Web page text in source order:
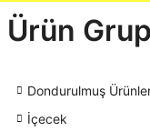
Ürün
Dondurulmuş
İçecek